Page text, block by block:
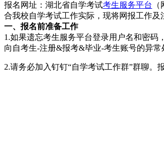
报名网址：湖北省自学考试考生服务平台
合我校自学考试工作实际，现将网报工作及
一、报名前准备工作
1.如果遗忘考生服务平台登录用户名和密码
向自考生-注册&报考&毕业-考生账号的异常
2.请务必加入钉钉“自学考试工作群”群聊。